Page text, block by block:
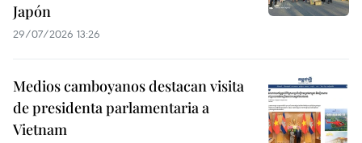
Japón
29/07/2026 13:26
Medios camboyanos destacan visita
de presidenta parlamentaria a
Vietnam